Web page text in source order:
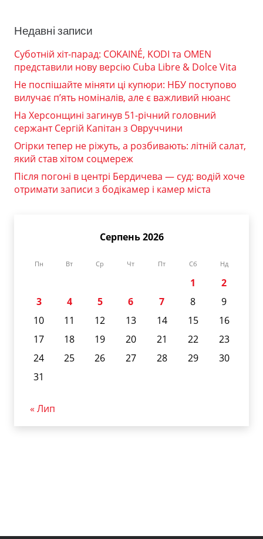
Недавні записи
Суботній хіт-парад: COKAINÉ, KODI та OMEN
представили нову версію Cuba Libre & Dolce Vita
Не поспішайте міняти ці купюри: НБУ поступово
вилучає п’ять номіналів, але є важливий нюанс
На Херсонщині загинув 51-річний головний
сержант Сергій Капітан з Овруччини
Огірки тепер не ріжуть, а розбивають: літній салат,
який став хітом соцмереж
Після погоні в центрі Бердичева — суд: водій хоче
отримати записи з бодікамер і камер міста
Серпень 2026
Пн Вт Ср Чт Пт Сб Нд
1
2
3
4 5 6 7 8
9
10
11 12 13 14 15
16
17
18 19 20 21 22
23
24
25 26 27 28 29
30
31
« Лип